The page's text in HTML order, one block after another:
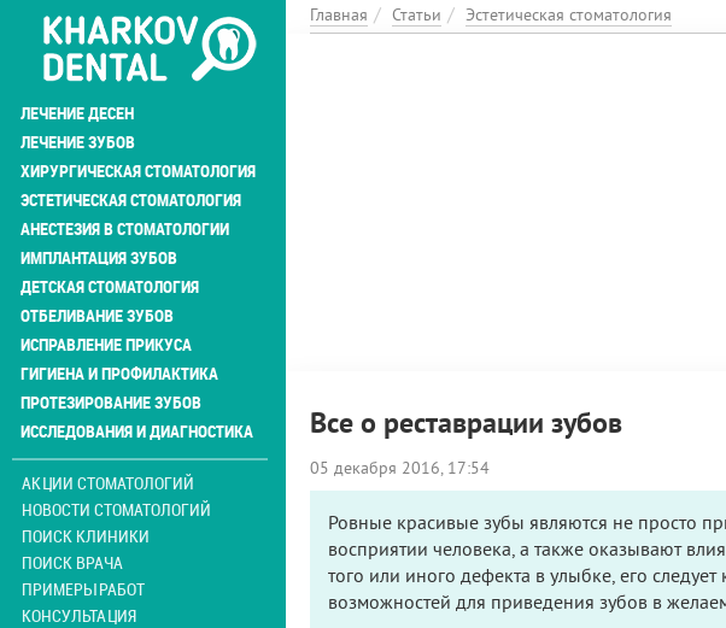
Перейти
основному
содержанию
ЛЕЧЕНИЕ ДЕСЕН
ЛЕЧЕНИЕ ЗУБОВ
ХИРУРГИЧЕСКАЯ СТОМАТОЛОГИЯ
ЭСТЕТИЧЕСКАЯ СТОМАТОЛОГИЯ
АНЕСТЕЗИЯ В СТОМАТОЛОГИИ
ИМПЛАНТАЦИЯ ЗУБОВ
ДЕТСКАЯ СТОМАТОЛОГИЯ
ОТБЕЛИВАНИЕ ЗУБОВ
ИСПРАВЛЕНИЕ ПРИКУСА
ГИГИЕНА И ПРОФИЛАКТИКА
ПРОТЕЗИРОВАНИЕ ЗУБОВ
ИССЛЕДОВАНИЯ И ДИАГНОСТИКА
АКЦИИ СТОМАТОЛОГИЙ
НОВОСТИ СТОМАТОЛОГИЙ
ПОИСК КЛИНИКИ
ПОИСК ВРАЧА
ПРИМЕРЫ РАБОТ
КОНСУЛЬТАЦИЯ
Главная Статьи Эстетическая стоматология
Все о реставрации зубов
05 декабря 2016, 17:54
Ровные красивые зубы являются не просто
восприятии человека, а также оказывают
того или иного дефекта в улыбке, его
возможностей для приведения зубов в